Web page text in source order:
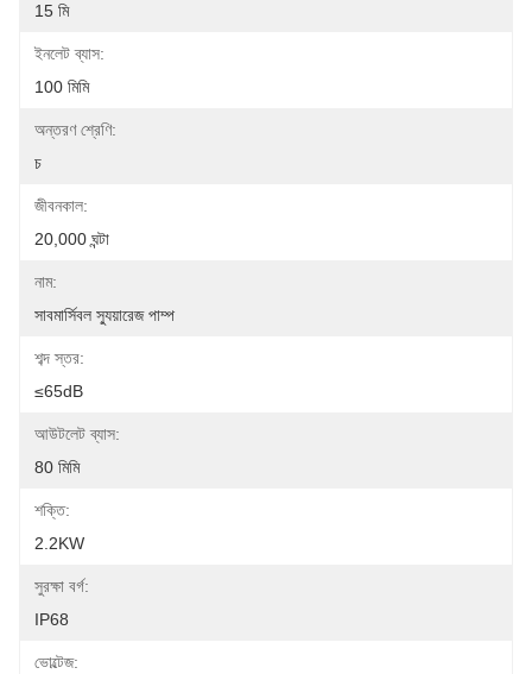
15 মি
ইনলেট ব্যাস:
100 মিমি
অন্তরণ শ্রেণি:
চ
জীবনকাল:
20,000 ঘন্টা
নাম:
সাবমার্সিবল স্যুয়ারেজ পাম্প
শব্দ স্তর:
≤65dB
আউটলেট ব্যাস:
80 মিমি
শক্তি:
2.2KW
সুরক্ষা বর্গ:
IP68
ভোল্টেজ: